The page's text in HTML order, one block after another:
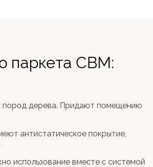
дерева. Придают помещению
антистатическое покрытие,
вместе с системой
паркета CBM: